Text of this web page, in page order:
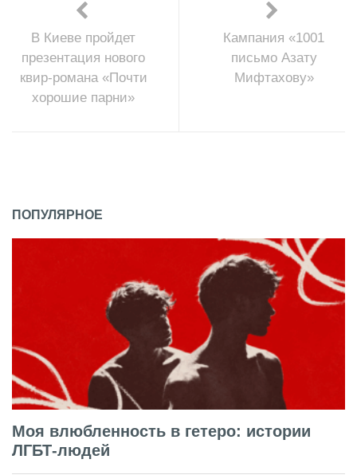
В Киеве пройдет
презентация нового
квир-романа «Почти
хорошие парни»
Кампания «1001
письмо Азату
Мифтахову»
ПОПУЛЯРНОЕ
Моя влюбленность в гетеро: истории
ЛГБТ-людей